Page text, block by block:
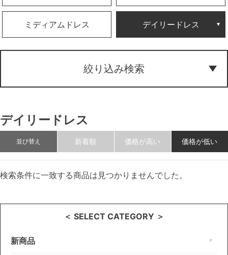
ミディアムドレス デイリードレス
絞り込み検索
デイリードレス
並び替え 新着順 価格が高い 価格が低い
検索条件に一致する商品は見つかりませんでした。
＜ SELECT CATEGORY ＞
新商品